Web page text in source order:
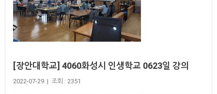
[장안대학교] 4060화성시 인생학교 0623일 강의
2022-07-29 | 조회 : 2351